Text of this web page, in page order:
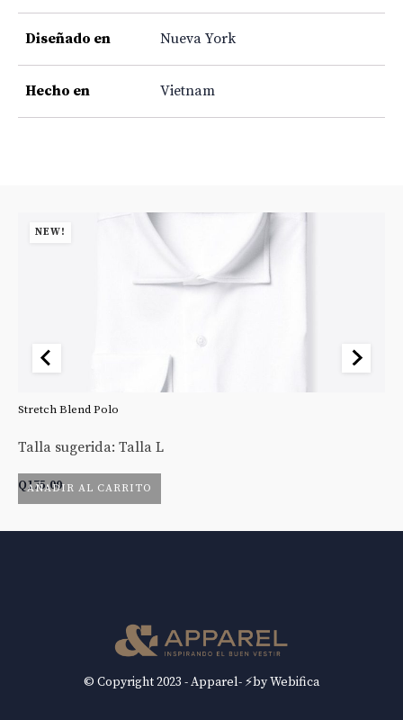
Diseñado en Nueva York
Hecho en Vietnam
NEW!
AÑADIR AL CARRITO
Stretch Blend Polo
Talla sugerida: Talla L
Q175.00
© Copyright 2023 - Apparel- ⚡by Webifica